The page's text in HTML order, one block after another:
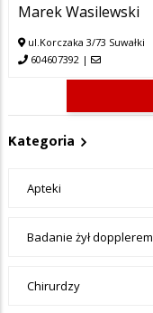
Marek Wasilewski
ul.Korczaka 3/73 Suwałki
604607392 |
Kategoria
Apteki
Badanie żył dopplerem
Chirurdzy